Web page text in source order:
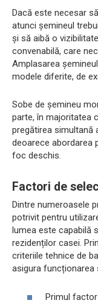
Dacă este necesar
atunci șemineul
și să aibă o
convenabilă, care
Amplasarea
modele diferite, de
Sobe de șemineu
parte, în majoritatea
pregătirea simultană
deoarece abordarea
foc deschis.
Factori de
Dintre numeroasele
potrivit pentru
lumea este capabilă
rezidenților casei.
criteriile tehnice de
asigura funcționarea
Primul